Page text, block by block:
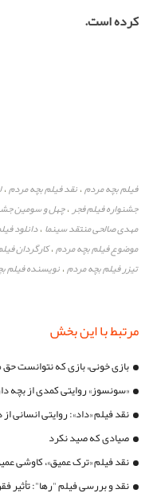
کرده است.
فیلم بچه مردم،نقد فیلم بچه مردم،
جشنواره فیلم فجر،چهل و سومین
مهدی صالحی منتقد سینما ،دانلود
موضوع فیلم بچه مردم،کارگردان
تیزر فیلم بچه مردم،نویسنده فیلم
مرتبط با این بخش
بازی خونی، بازی که نتوانست حق
«سونسوز» روایتی کمدی از بچه
نقد فیلم «داد»: روایتی انسانی
صیادی که صید نکرد
نقد فیلم «ترک عمیق»، کاوشی
نقد و بررسی فیلم "رها": تأثیر